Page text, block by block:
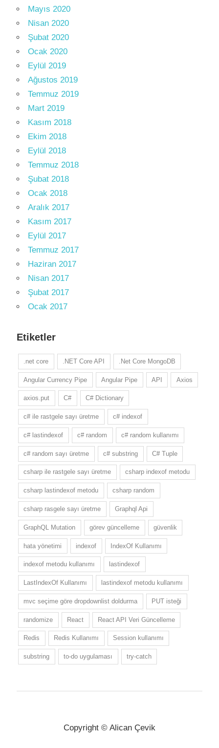
Mayıs 2020
Nisan 2020
Şubat 2020
Ocak 2020
Eylül 2019
Ağustos 2019
Temmuz 2019
Mart 2019
Kasım 2018
Ekim 2018
Eylül 2018
Temmuz 2018
Şubat 2018
Ocak 2018
Aralık 2017
Kasım 2017
Eylül 2017
Temmuz 2017
Haziran 2017
Nisan 2017
Şubat 2017
Ocak 2017
Etiketler
.net core .NET Core API .Net Core MongoDB
Angular Currency Pipe Angular Pipe API Axios
axios.put C# C# Dictionary
c# ile rastgele sayı üretme c# indexof
c# lastindexof c# random c# random kullanımı
c# random sayı üretme c# substring C# Tuple
csharp ile rastgele sayı üretme csharp indexof metodu
csharp lastindexof metodu csharp random
csharp rasgele sayı üretme Graphql Api
GraphQL Mutation görev güncelleme güvenlik
hata yönetimi indexof IndexOf Kullanımı
indexof metodu kullanımı lastindexof
LastIndexOf Kullanımı lastindexof metodu kullanımı
mvc seçime göre dropdownlist doldurma PUT isteği
randomize React React API Veri Güncelleme
Redis Redis Kullanımı Session kullanımı
substring to-do uygulaması try-catch
Copyright © Alican Çevik